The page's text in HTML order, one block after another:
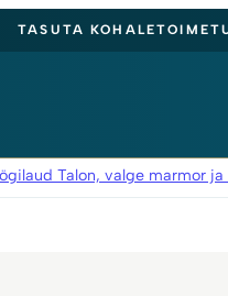
TASUTA
Talon, valge marmor